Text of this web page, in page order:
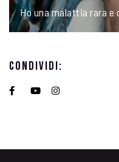
Ho una malattia rara e
Condividi: